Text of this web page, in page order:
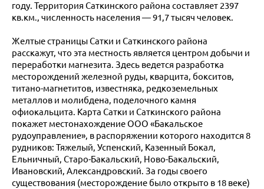
году. Территория Саткинского района составляет 2397
кв.км., численность населения — 91,7 тысяч человек.
Желтые страницы Сатки и Саткинского района
расскажут, что эта местность является центром добычи и
переработки магнезита. Здесь ведется разработка
месторождений железной руды, кварцита, бокситов,
титано-магнетитов, известняка, редкоземельных
металлов и молибдена, поделочного камня
офиокальцита. Карта Сатки и Саткинского района
покажет местонахождение ООО «Бакальское
рудоуправление», в распоряжении которого находится 8
рудников: Тяжелый, Успенский, Казенный Бокал,
Ельничный, Старо-Бакальский, Ново-Бакальский,
Ивановский, Александровский. За годы своего
существования (месторождение было открыто в 18 веке)